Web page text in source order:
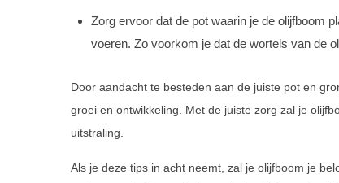
Zorg ervoor dat de pot waarin je de olijfboom
voeren. Zo voorkom je dat de wortels van de
Door aandacht te besteden aan de juiste pot en
groei en ontwikkeling. Met de juiste zorg zal je
uitstraling.
Als je deze tips in acht neemt, zal je olijfboom je